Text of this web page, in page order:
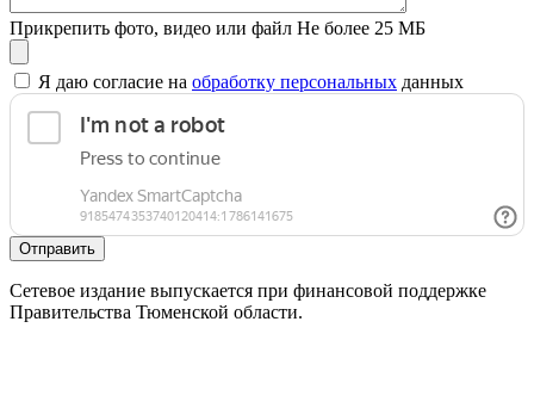
Прикрепить фото, видео или файл Не более 25 МБ
Я даю согласие на обработку персональных данных
Отправить
Сетевое издание выпускается при финансовой поддержке
Правительства Тюменской области.